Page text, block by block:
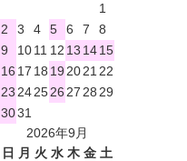
1
2
3 4 5 6 7
8
9
1011 12 13 1415
16 17 18 19 2021 22
23 242526 27 28 29
3031
2026年9月
日
月 火 水 木 金 土